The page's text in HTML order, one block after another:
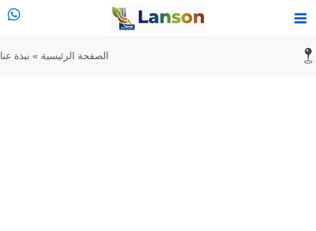
تخطي
المحتوى
القائمة
الرئيسية
الصفحة الرئيسية » نبذة عنا